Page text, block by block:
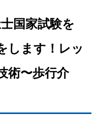
国家試験を
します！レッ
術〜歩行介